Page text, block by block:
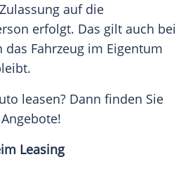
auf die
erfolgt. Das gilt auch bei
das Fahrzeug im Eigentum
leasen? Dann finden Sie
Leasing